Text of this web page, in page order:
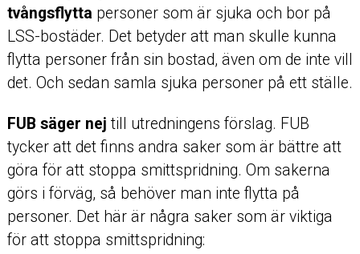
tvångsflytta personer som är sjuka och bor på
LSS-bostäder. Det betyder att man skulle kunna
flytta personer från sin bostad, även om de inte vill
det. Och sedan samla sjuka personer på ett ställe.
FUB säger nej till utredningens förslag. FUB
tycker att det finns andra saker som är bättre att
göra för att stoppa smittspridning. Om sakerna
görs i förväg, så behöver man inte flytta på
personer. Det här är några saker som är viktiga
för att stoppa smittspridning: